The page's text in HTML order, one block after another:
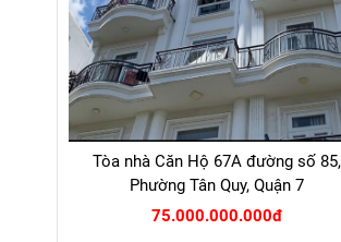
Tòa nhà Căn Hộ 67A đường số 85,
Phường Tân Quy, Quận 7
75.000.000.000đ